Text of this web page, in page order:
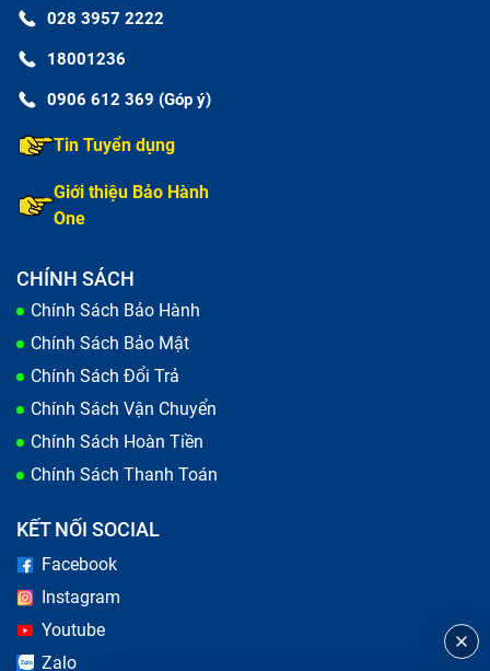
028 3957 2222
18001236
0906 612 369 (Góp ý)
Tin Tuyển dụng
Giới thiệu Bảo Hành
One
CHÍNH SÁCH
Chính Sách Bảo Hành
Chính Sách Bảo Mật
Chính Sách Đổi Trả
Chính Sách Vận Chuyển
Chính Sách Hoàn Tiền
Chính Sách Thanh Toán
KẾT NỐI SOCIAL
Facebook
Instagram
Youtube
Zalo